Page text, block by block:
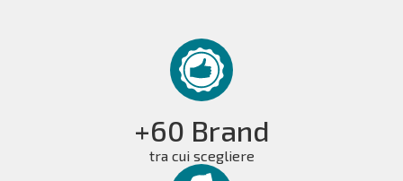
+60 Brand
tra cui scegliere